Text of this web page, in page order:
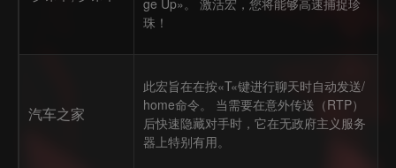
ge Up»。 激活宏，您将能够高速捕捉珍
珠！
汽车之家
此宏旨在在按«T«键进行聊天时自动发送/
home命令。 当需要在意外传送（RTP）
后快速隐藏对手时，它在无政府主义服务
器上特别有用。